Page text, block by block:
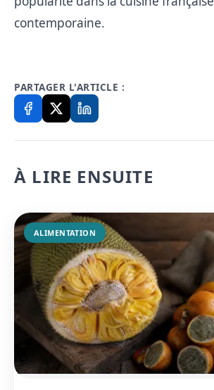
contemporaine.
PARTAGER L'ARTICLE :
À LIRE ENSUITE
ALIMENTATION